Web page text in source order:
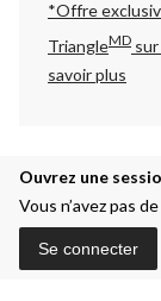
*Offre
TriangleMD
savoir plus
Ouvrez une
Vous n’avez pas
Se connecter